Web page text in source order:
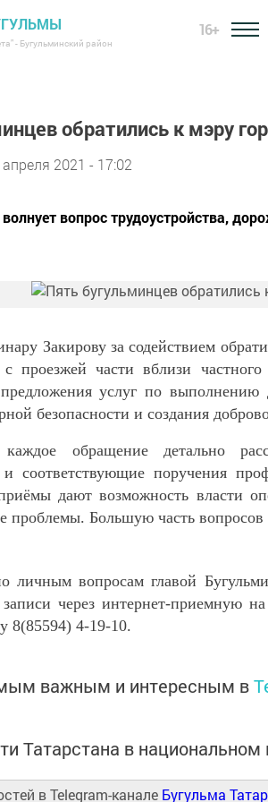
- Бугульминский район
16+
обратились к мэру
2021 - 17:02
вопрос трудоустройства,
Закирову за содействием
проезжей части вблизи частного
предложения услуг по
безопасности и создания
обращение детально
и соответствующие поручения
дают возможность власти
проблемы. Большую часть вопросов
личным вопросам главой
записи через интернет-приемную
8(85594) 4-19-10.
важным и интересным в
Татарстана в
в Telegram-канале Бугульма